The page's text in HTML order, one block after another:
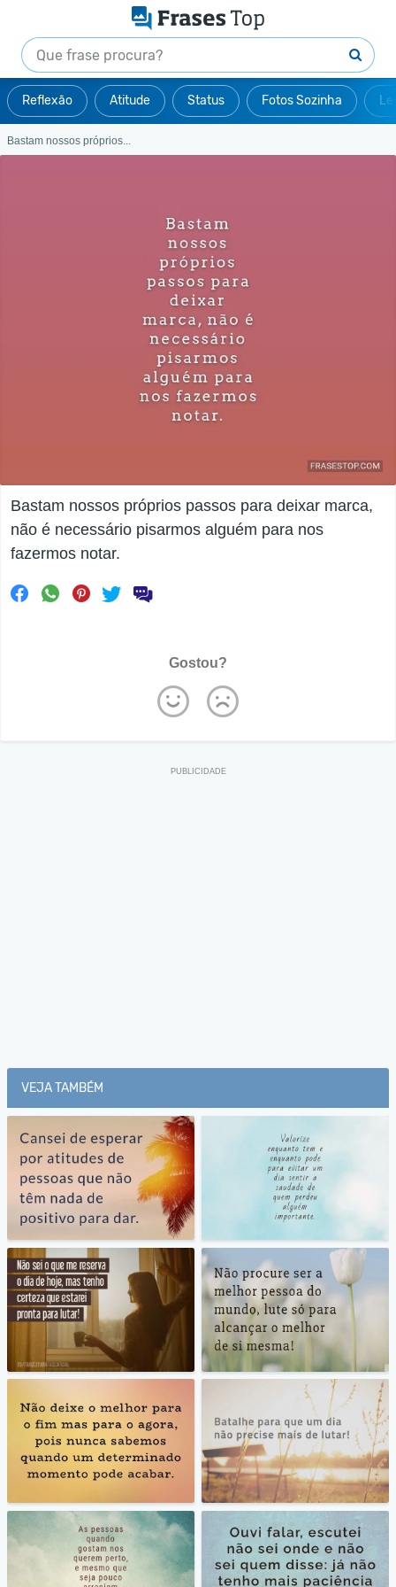
Reflexão Atitude Status Fotos Sozinha
Bastam nossos próprios...
Bastam nossos próprios passos para deixar marca,
não é necessário pisarmos alguém para nos
fazermos notar.
Gostou?
VEJA TAMBÉM